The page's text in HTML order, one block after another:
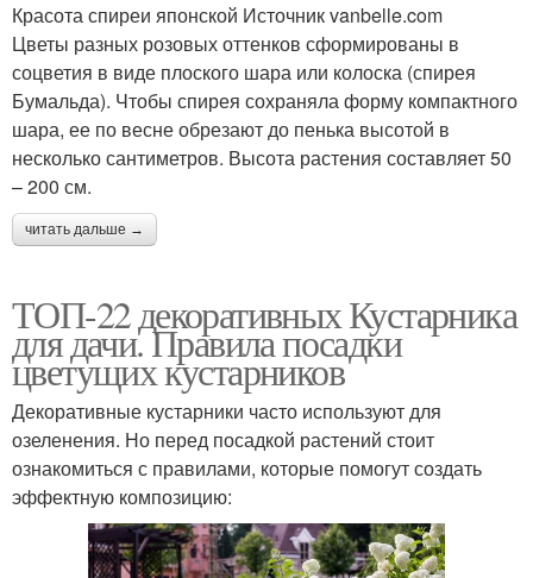
Красота спиреи японской Источник vanbelle.com
Цветы разных розовых оттенков сформированы в
соцветия в виде плоского шара или колоска (спирея
Бумальда). Чтобы спирея сохраняла форму компактного
шара, ее по весне обрезают до пенька высотой в
несколько сантиметров. Высота растения составляет 50
– 200 см.
читать дальше →
ТОП-22 декоративных Кустарника
для дачи. Правила посадки
цветущих кустарников
Декоративные кустарники часто используют для
озеленения. Но перед посадкой растений стоит
ознакомиться с правилами, которые помогут создать
эффектную композицию: